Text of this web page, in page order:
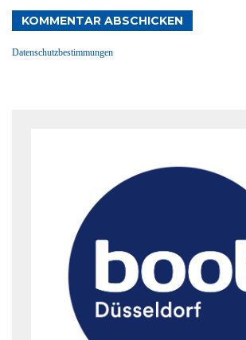
KOMMENTAR ABSCHICKEN
Datenschutzbestimmungen